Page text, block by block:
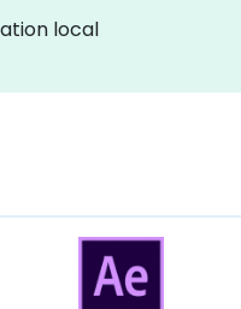
local